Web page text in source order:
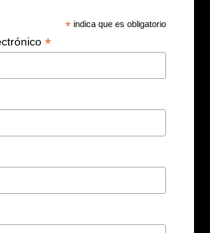
* indica que es obligatorio
*